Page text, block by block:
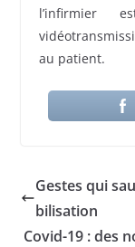
l’infirmier
au patient.
Gestes qui
bilisation
Covid-19 : des